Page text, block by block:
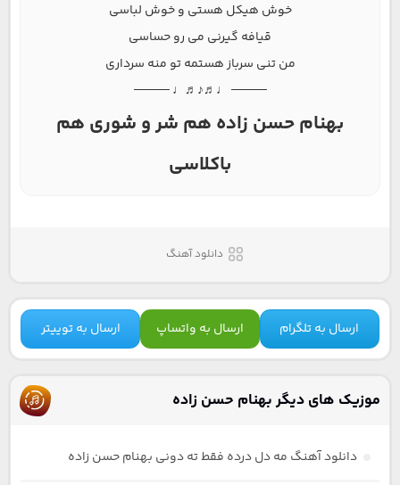
خوش هیکل هستی و خوش لباسی
قیافه گیرنی می رو حساسی
من تنی سرباز هستمه تو منه سرداری
──── ♩♬♪♬♩ ────
بهنام حسن زاده هم شر و شوری هم
باکلاسی
دانلود آهنگ
ارسال به تلگرام ارسال به واتساپ ارسال به توییتر
موزیک های دیگر بهنام حسن زاده
دانلود آهنگ مه دل درده فقط ته دونی بهنام حسن زاده